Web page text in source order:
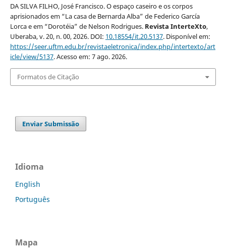
DA SILVA FILHO, José Francisco. O espaço caseiro e os corpos
aprisionados em “La casa de Bernarda Alba” de Federico García
Lorca e em “Dorotéia” de Nelson Rodrigues. Revista InterteXto,
Uberaba, v. 20, n. 00, 2026. DOI: 10.18554/it.20.5137. Disponível em:
https://seer.uftm.edu.br/revistaeletronica/index.php/intertexto/art
icle/view/5137. Acesso em: 7 ago. 2026.
Formatos de Citação
Enviar Submissão
Idioma
English
Português
Mapa